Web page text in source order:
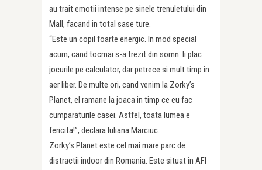
au trait emotii intense pe sinele trenuletului din
Mall, facand in total sase ture.
“Este un copil foarte energic. In mod special
acum, cand tocmai s-a trezit din somn. Ii plac
jocurile pe calculator, dar petrece si mult timp in
aer liber. De multe ori, cand venim la Zorky’s
Planet, el ramane la joaca in timp ce eu fac
cumparaturile casei. Astfel, toata lumea e
fericita!”, declara Iuliana Marciuc.
Zorky’s Planet este cel mai mare parc de
distractii indoor din Romania. Este situat in AFI